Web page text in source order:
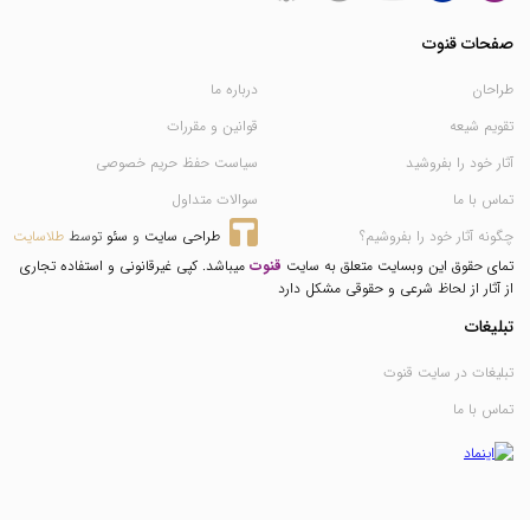
صفحات قنوت
طراحان
تقویم شیعه
آثار خود را بفروشید
تماس با ما
چگونه آثار خود را بفروشیم؟
درباره ما
قوانین و مقررات
سیاست حفظ حریم خصوصی
سوالات متداول
طراحی سایت و سئو توسط طلاسایت
تمای حقوق این وبسایت متعلق به سایت قنوت میباشد. کپی غیرقانونی و استفاده تجاری
از آثار از لحاظ شرعی و حقوقی مشکل دارد
تبلیغات
تبلیغات در سایت قنوت
تماس با ما